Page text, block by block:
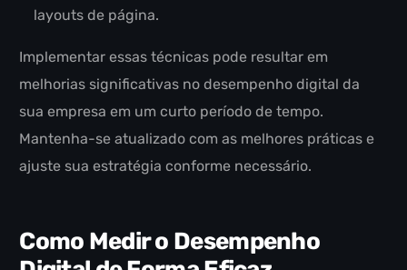
layouts de página.
Implementar essas técnicas pode resultar em
melhorias significativas no desempenho digital da
sua empresa em um curto período de tempo.
Mantenha-se atualizado com as melhores práticas e
ajuste sua estratégia conforme necessário.
Como Medir o Desempenho